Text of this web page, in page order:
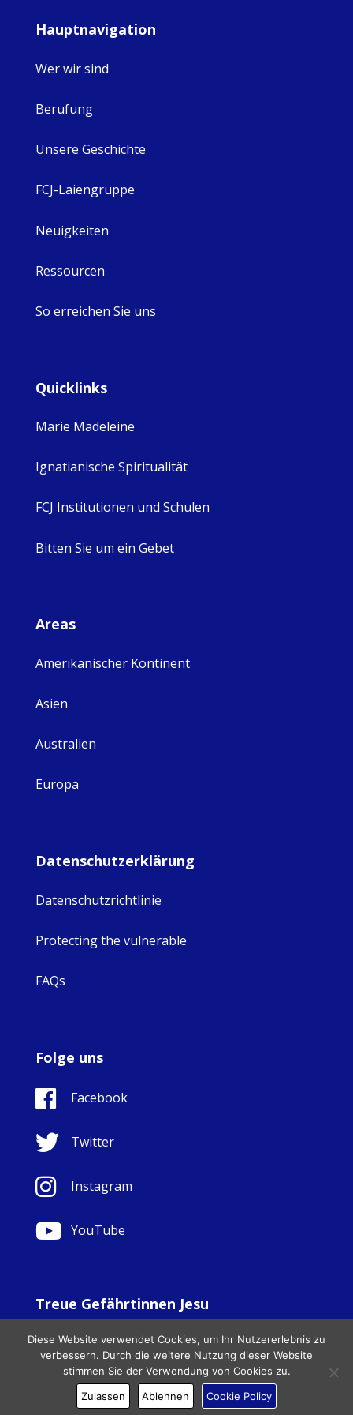
Hauptnavigation
Wer wir sind
Berufung
Unsere Geschichte
FCJ-Laiengruppe
Neuigkeiten
Ressourcen
So erreichen Sie uns
Quicklinks
Marie Madeleine
Ignatianische Spiritualität
FCJ Institutionen und Schulen
Bitten Sie um ein Gebet
Areas
Amerikanischer Kontinent
Asien
Australien
Europa
Datenschutzerklärung
Datenschutzrichtlinie
Protecting the vulnerable
FAQs
Folge uns
Facebook
Twitter
Instagram
YouTube
Treue Gefährtinnen Jesu
All Rights Reserved. - Website development byTotally|
Charity Web Design
Diese Website verwendet Cookies, um Ihr Nutzererlebnis zu
verbessern. Durch die weitere Nutzung dieser Website
stimmen Sie der Verwendung von Cookies zu.
Zulassen
Ablehnen Cookie Policy